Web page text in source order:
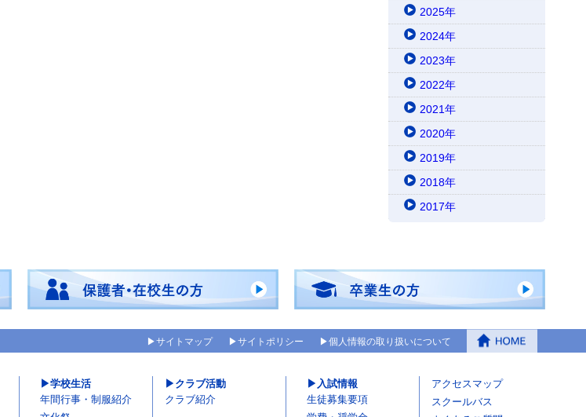
2025年
2024年
2023年
2022年
2021年
2020年
2019年
2018年
2017年
サイトマップ サイトポリシー 個人情報の取り扱いについて
学校生活
年間行事・制服紹介
クラブ活動
クラブ紹介
入試情報
生徒募集要項
アクセスマップ
スクールバス